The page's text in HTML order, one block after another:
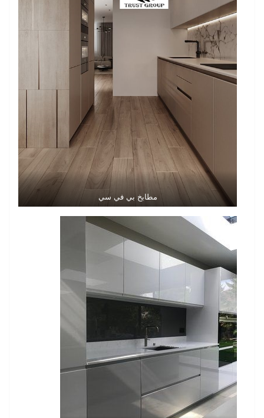
مطابخ بي في سي